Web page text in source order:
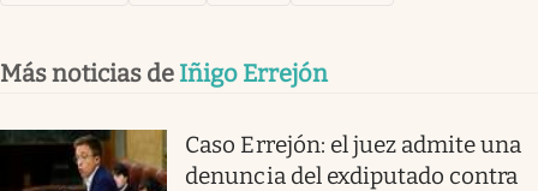
Más noticias de Iñigo Errejón
Caso Errejón: el juez admite una
denuncia del exdiputado contra